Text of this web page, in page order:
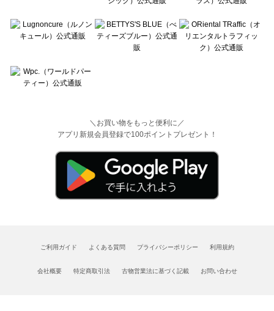
＼お買い物をもっと便利に／
アプリ新規会員登録で100ポイントプレゼント！
ご利用ガイド よくある質問 プライバシーポリシー 利用規約
会社概要 特定商取引法 古物営業法に基づく記載 お問い合わせ